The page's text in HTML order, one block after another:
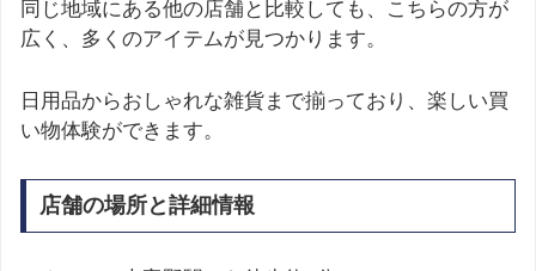
同じ地域にある他の店舗と比較しても、こちらの方が
広く、多くのアイテムが見つかります。
日用品からおしゃれな雑貨まで揃っており、楽しい買
い物体験ができます。
店舗の場所と詳細情報